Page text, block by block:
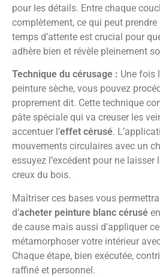
pour les détails. Entre chaque
complètement, ce qui peut prendre
temps d’attente est crucial pour
adhère bien et révèle pleinement
Technique du cérusage : Une fois
peinture sèche, vous pouvez
proprement dit. Cette technique
pâte spéciale qui va creuser les
accentuer l’effet cérusé.
mouvements circulaires avec un
essuyez l’excédent pour ne
creux du bois.
Maîtriser ces bases vous
d’acheter peinture blanc cérusé
de cause mais aussi d’appliquer
métamorphoser votre intérieur
Chaque étape, bien exécutée,
raffiné et personnel.